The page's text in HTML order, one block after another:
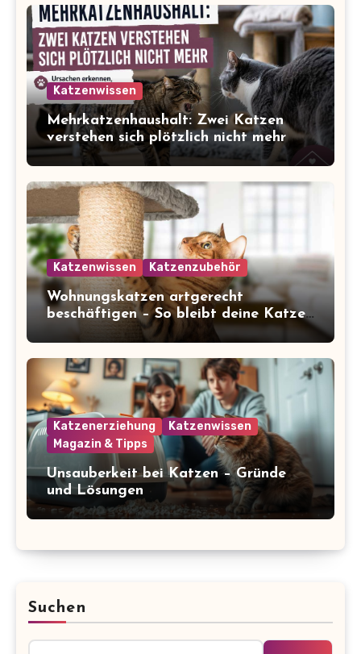
Katzenwissen
Mehrkatzenhaushalt: Zwei Katzen
verstehen sich plötzlich nicht mehr
Katzenwissen Katzenzubehör
Wohnungskatzen artgerecht
beschäftigen – So bleibt deine Katze
glücklich und gesund
Katzenerziehung
Katzenwissen
Magazin & Tipps
Unsauberkeit bei Katzen – Gründe
und Lösungen
Suchen